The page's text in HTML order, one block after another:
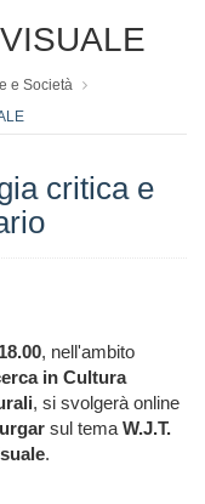
e Società
critica e
18.00, nell'ambito
in Cultura
, si svolgerà online
sul temaW.J.T.
.